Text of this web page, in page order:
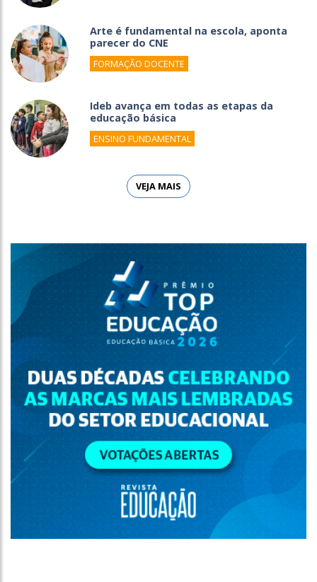
Arte é fundamental na escola, aponta
parecer do CNE
FORMAÇÃO DOCENTE
Ideb avança em todas as etapas da
educação básica
ENSINO FUNDAMENTAL
VEJA MAIS